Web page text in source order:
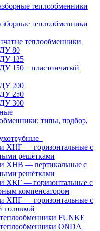
теплообменники
теплообменники
теплообменники
80
125
150 – пластинчатый
200
250
300
типы, подбор,
ХНГ — горизонтальные с
решётками
ХНВ — вертикальные с
решётками
ХКГ — горизонтальные с
компенсатором
ХПГ — горизонтальные с
головкой
FUNKE
ONDA